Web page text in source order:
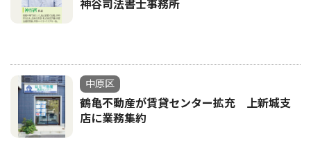
神谷司法書士事務所
中原区
鶴亀不動産が賃貸センター拡充 上新城支
店に業務集約